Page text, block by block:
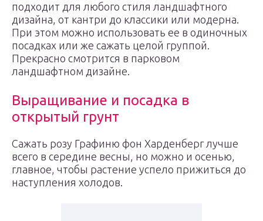
подходит для любого стиля ландшафтного
дизайна, от кантри до классики или модерна.
При этом можно использовать ее в одиночных
посадках или же сажать целой группой.
Прекрасно смотрится в парковом
ландшафтном дизайне.
Выращивание и посадка в
открытый грунт
Сажать розу Графиню фон Харденберг лучше
всего в середине весны, но можно и осенью,
главное, чтобы растение успело прижиться до
наступления холодов.